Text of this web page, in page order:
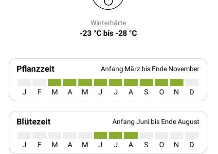
Winterhärte
-23 °C bis -28 °C
Pflanzzeit Anfang März bis Ende November
J F M A M J J A S O N D
Blütezeit Anfang Juni bis Ende August
J F M A M J J A S O N D